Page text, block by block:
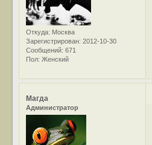
Откуда: Москва
Зарегистрирован: 2012-10-30
Сообщений: 671
Пол: Женский
Магда
Администратор